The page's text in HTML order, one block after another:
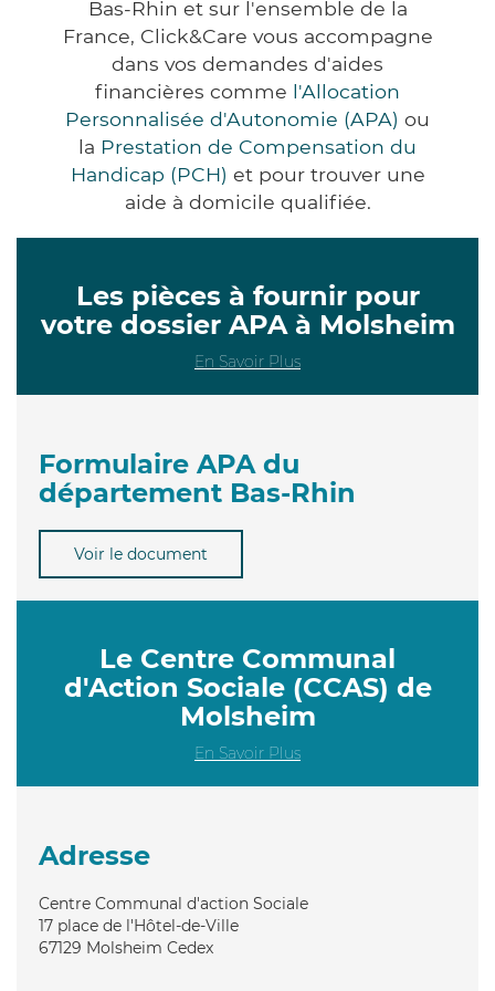
Bas-Rhin et sur l'ensemble de la
France, Click&Care vous accompagne
dans vos demandes d'aides
financières comme l'Allocation
Personnalisée d'Autonomie (APA) ou
la Prestation de Compensation du
Handicap (PCH) et pour trouver une
aide à domicile qualifiée.
Les pièces à fournir pour
votre dossier APA à Molsheim
En Savoir Plus
Formulaire APA du
département Bas-Rhin
Voir le document
Le Centre Communal
d'Action Sociale (CCAS) de
Molsheim
En Savoir Plus
Adresse
Centre Communal d'action Sociale
17 place de l'Hôtel-de-Ville
67129 Molsheim Cedex